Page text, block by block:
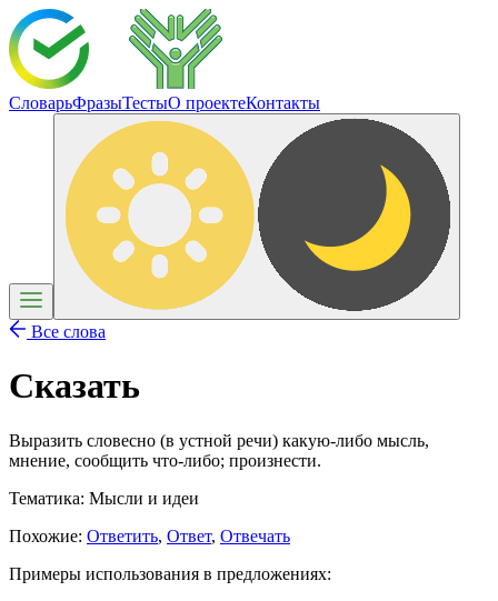
СловарьФразыТестыО проектеКонтакты
Все слова
Сказать
Выразить словесно (в устной речи) какую-либо мысль,
мнение, сообщить что-либо; произнести.
Тематика: Мысли и идеи
Похожие: Ответить, Ответ, Отвечать
Примеры использования в предложениях: